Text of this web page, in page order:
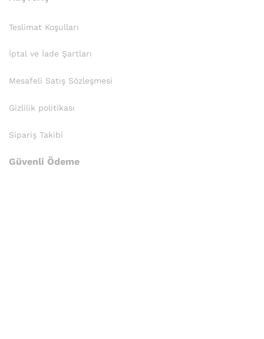
Teslimat Koşulları
İptal ve İade Şartları
Mesafeli Satış Sözleşmesi
Gizlilik politikası
Sipariş Takibi
Güvenli Ödeme